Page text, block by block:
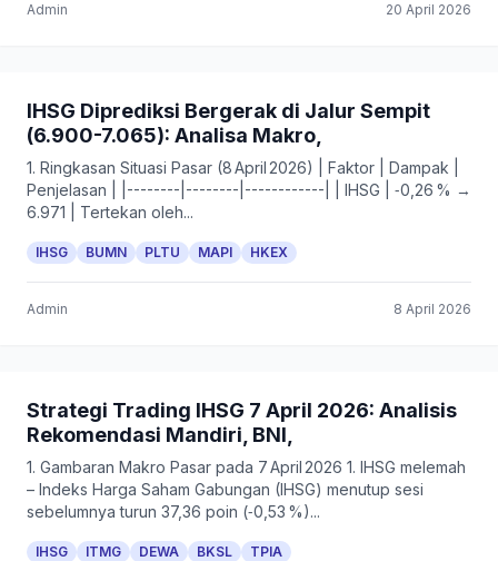
Admin 20 April 2026
IHSG Diprediksi Bergerak di Jalur Sempit
(6.900-7.065): Analisa Makro,
1. Ringkasan Situasi Pasar (8 April 2026) | Faktor | Dampak |
Penjelasan | |--------|--------|------------| | IHSG | ‑0,26 % →
6.971 | Tertekan oleh...
IHSG BUMN PLTU MAPI HKEX
Admin 8 April 2026
Strategi Trading IHSG 7 April 2026: Analisis
Rekomendasi Mandiri, BNI,
1. Gambaran Makro Pasar pada 7 April 2026 1. IHSG melemah
– Indeks Harga Saham Gabungan (IHSG) menutup sesi
sebelumnya turun 37,36 poin (‑0,53 %)...
IHSG ITMG DEWA BKSL TPIA